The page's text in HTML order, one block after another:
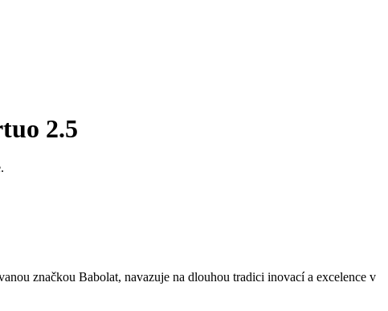
2.5
značkou Babolat, navazuje na dlouhou tradici inovací a excelence v